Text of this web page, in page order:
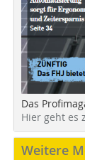
Das
Hier geht es
Weitere